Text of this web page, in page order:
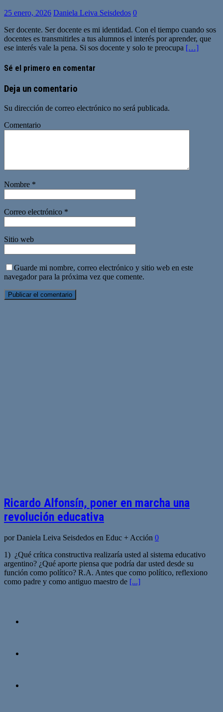
25 enero, 2026 Daniela Leiva Seisdedos 0
Ser docente. Ser docente es mi identidad. Con el tiempo cuando sos
docentes es transmitirles a tus alumnos el interés por aprender, que
ese interés vale la pena. Si sos docente y solo te preocupa […]
Sé el primero en comentar
Deja un comentario
Su dirección de correo electrónico no será publicada.
Comentario
Nombre *
Correo electrónico *
Sitio web
Guarde mi nombre, correo electrónico y sitio web en este
navegador para la próxima vez que comente.
Ricardo Alfonsín, poner en marcha una
revolución educativa
por Daniela Leiva Seisdedos en Educ + Acción 0
1) ¿Qué crítica constructiva realizaría usted al sistema educativo
argentino? ¿Qué aporte piensa que podría dar usted desde su
función como político? R.A. Antes que como político, reflexiono
como padre y como antiguo maestro de [...]